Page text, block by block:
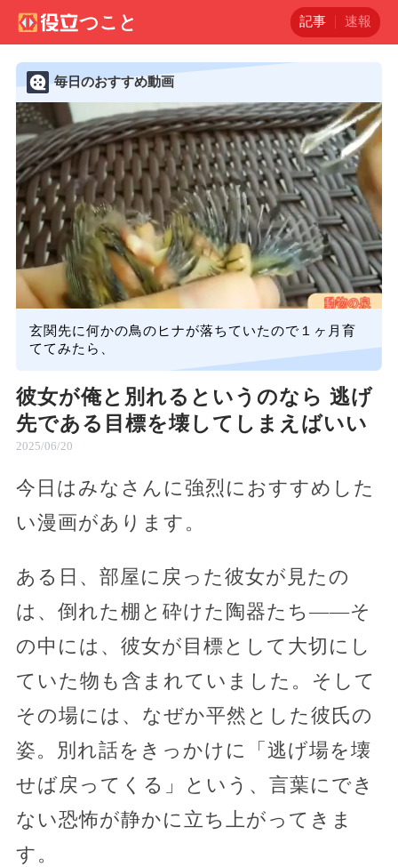
記事 速報
毎日のおすすめ動画
玄関先に何かの鳥のヒナが落ちていたので１ヶ月育
ててみたら、
彼女が俺と別れるというのなら 逃げ
先である目標を壊してしまえばいい
2025/06/20
今日はみなさんに強烈におすすめした
い漫画があります。
ある日、部屋に戻った彼女が見たの
は、倒れた棚と砕けた陶器たち――そ
の中には、彼女が目標として大切にし
ていた物も含まれていました。そして
その場には、なぜか平然とした彼氏の
姿。別れ話をきっかけに「逃げ場を壊
せば戻ってくる」という、言葉にでき
ない恐怖が静かに立ち上がってきま
す。